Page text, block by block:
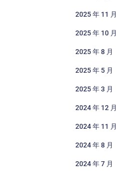
2025 年 11 月
2025 年 10 月
2025 年 8 月
2025 年 5 月
2025 年 3 月
2024 年 12 月
2024 年 11 月
2024 年 8 月
2024 年 7 月